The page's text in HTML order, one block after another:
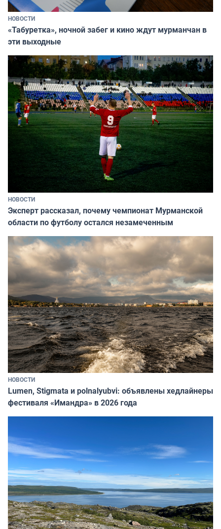
НОВОСТИ
«Табуретка», ночной забег и кино ждут мурманчан в
эти выходные
НОВОСТИ
Эксперт рассказал, почему чемпионат Мурманской
области по футболу остался незамеченным
НОВОСТИ
Lumen, Stigmata и polnalyubvi: объявлены хедлайнеры
фестиваля «Имандра» в 2026 года